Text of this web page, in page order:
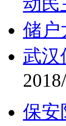
储户
武汉
保安